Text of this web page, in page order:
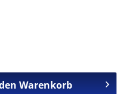
Warenkorb